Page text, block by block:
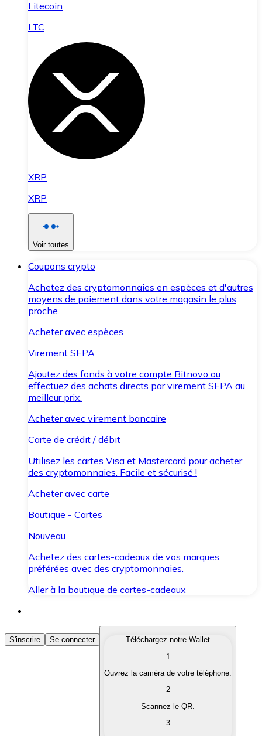
Litecoin
LTC
XRP
XRP
Voir toutes
Coupons crypto
Achetez des cryptomonnaies en espèces et d'autres
moyens de paiement dans votre magasin le plus
proche.
Acheter avec espèces
Virement SEPA
Ajoutez des fonds à votre compte Bitnovo ou
effectuez des achats directs par virement SEPA au
meilleur prix.
Acheter avec virement bancaire
Carte de crédit / débit
Utilisez les cartes Visa et Mastercard pour acheter
des cryptomonnaies. Facile et sécurisé !
Acheter avec carte
Boutique - Cartes
Nouveau
Achetez des cartes-cadeaux de vos marques
préférées avec des cryptomonnaies.
Aller à la boutique de cartes-cadeaux
Acheter des Cryptomonnaies
Achetez les cryptomonnaies qui vous intéressent
Convertissez vos cryptomonnaies en monnaie
S'inscrire Se connecter
Téléchargez notre Wallet
1
Ouvrez la caméra de votre téléphone.
2
Scannez le QR.
3